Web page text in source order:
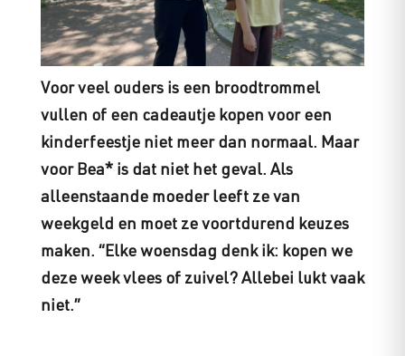
Voor veel ouders is een broodtrommel
vullen of een cadeautje kopen voor een
kinderfeestje niet meer dan normaal. Maar
voor Bea* is dat niet het geval. Als
alleenstaande moeder leeft ze van
weekgeld en moet ze voortdurend keuzes
maken. “Elke woensdag denk ik: kopen we
deze week vlees of zuivel? Allebei lukt vaak
niet.”